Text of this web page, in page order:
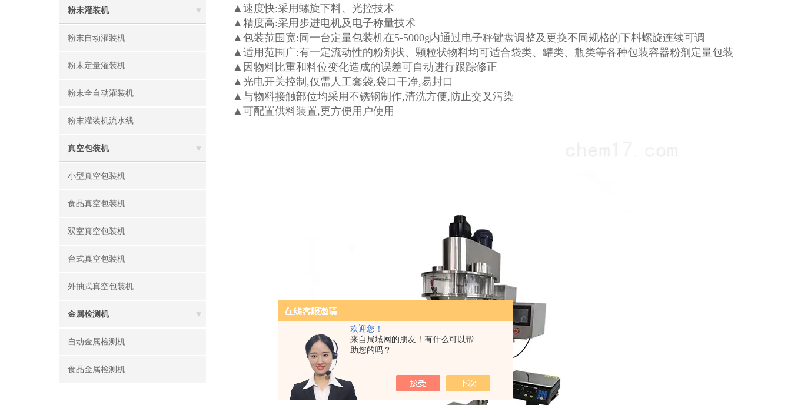
欢迎您！
来自局域网的朋友！有什么可以帮
助您的吗？
粉末灌装机
粉末自动灌装机
粉末定量灌装机
粉末全自动灌装机
粉末灌装机流水线
真空包装机
小型真空包装机
食品真空包装机
双室真空包装机
台式真空包装机
外抽式真空包装机
金属检测机
自动金属检测机
食品金属检测机
▲速度快:采用螺旋下料、光控技术
▲精度高:采用步进电机及电子称量技术
▲包装范围宽:同一台定量包装机在5-5000g内通过电子秤键盘调整及更换不同规格的下料螺旋连续可调
▲适用范围广:有一定流动性的粉剂状、颗粒状物料均可适合袋类、罐类、瓶类等各种包装容器粉剂定量包装
▲因物料比重和料位变化造成的误差可自动进行跟踪修正
▲光电开关控制,仅需人工套袋,袋口干净,易封口
▲与物料接触部位均采用不锈钢制作,清洗方便,防止交叉污染
▲可配置供料装置,更方便用户使用